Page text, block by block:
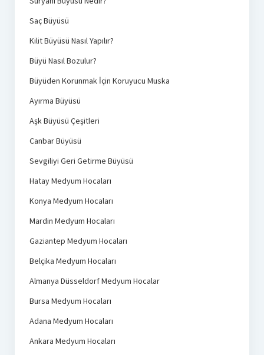
Saç Büyüsü
Kilit Büyüsü Nasıl Yapılır?
Büyü Nasıl Bozulur?
Büyüden Korunmak İçin Koruyucu Muska
Ayırma Büyüsü
Aşk Büyüsü Çeşitleri
Canbar Büyüsü
Sevgiliyi Geri Getirme Büyüsü
Hatay Medyum Hocaları
Konya Medyum Hocaları
Mardin Medyum Hocaları
Gaziantep Medyum Hocaları
Belçika Medyum Hocaları
Almanya Düsseldorf Medyum Hocalar
Bursa Medyum Hocaları
Adana Medyum Hocaları
Ankara Medyum Hocaları